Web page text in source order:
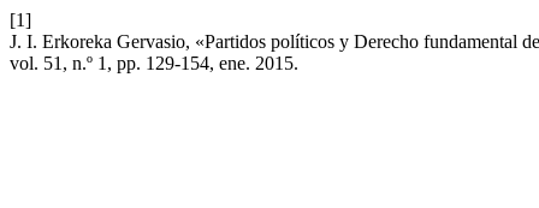
[1]
J. I. Erkoreka Gervasio, «Partidos políticos y Derecho fundamental
vol. 51, n.º 1, pp. 129-154, ene. 2015.